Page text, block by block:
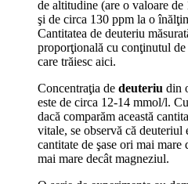
de altitudine (are o valoare
şi de circa 130 ppm la o
Cantitatea de deuteriu
proporţională cu conţinutul
care trăiesc aici.
Concentraţia de deuteriu din
este de circa 12-14 mmol/l.
dacă comparăm această
vitale, se observă că
cantitate de şase ori mai
mai mare decât magneziul.